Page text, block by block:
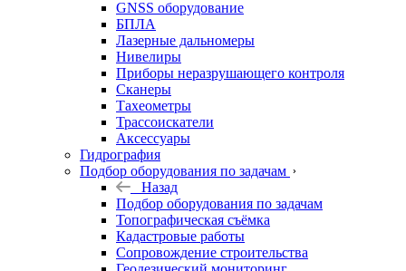
GNSS оборудование
БПЛА
Лазерные дальномеры
Нивелиры
Приборы неразрушающего контроля
Сканеры
Тахеометры
Трассоискатели
Аксессуары
Гидрография
Подбор оборудования по задачам
Назад
Подбор оборудования по задачам
Топографическая съёмка
Кадастровые работы
Сопровождение строительства